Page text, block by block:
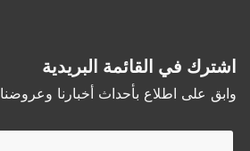
اشترك في القائمة البريدية
وابق على اطلاع بأحداث أخبارنا وعروضنا